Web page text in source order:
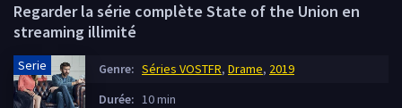
Regarder la série complète State of the Union en
streaming illimité
Serie Genre: Séries VOSTFR, Drame, 2019
Durée: 10 min